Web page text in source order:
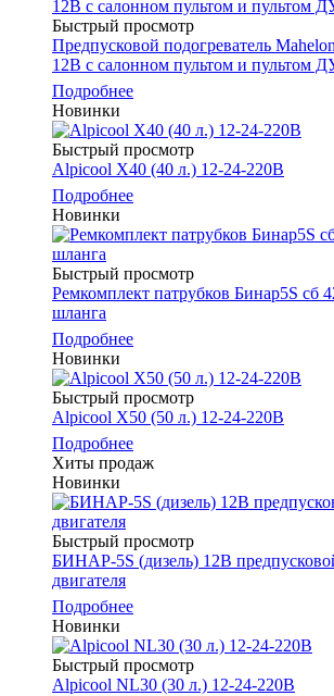
Быстрый просмотр
Предпусковой подогреватель
12В с салонном пультом и пультом
Подробнее
Новинки
Быстрый просмотр
Alpicool Х40 (40 л.) 12-24-220В
Подробнее
Новинки
Быстрый просмотр
Ремкомплект патрубков Бинар5S сб
шланга
Подробнее
Новинки
Быстрый просмотр
Alpicool Х50 (50 л.) 12-24-220В
Подробнее
Хиты продаж
Новинки
Быстрый просмотр
БИНАР-5S (дизель) 12В
двигателя
Подробнее
Новинки
Быстрый просмотр
Alpicool NL30 (30 л.) 12-24-220В